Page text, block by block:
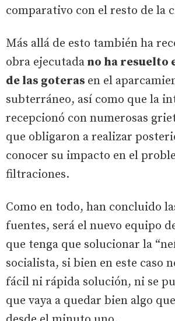
comparativo con el resto de la
Más allá de esto también ha
obra ejecutada no ha resuelto
de las goteras en el
subterráneo, así como que la
recepcionó con numerosas
que obligaron a realizar
conocer su impacto en el
filtraciones.
Como en todo, han concluido
fuentes, será el nuevo equipo
que tenga que solucionar la
socialista, si bien en este caso
fácil ni rápida solución, ni se
que vaya a quedar bien algo